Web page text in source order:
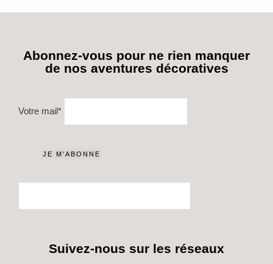
Abonnez-vous pour ne rien manquer
de nos aventures décoratives
Votre mail*
Suivez-nous sur les réseaux